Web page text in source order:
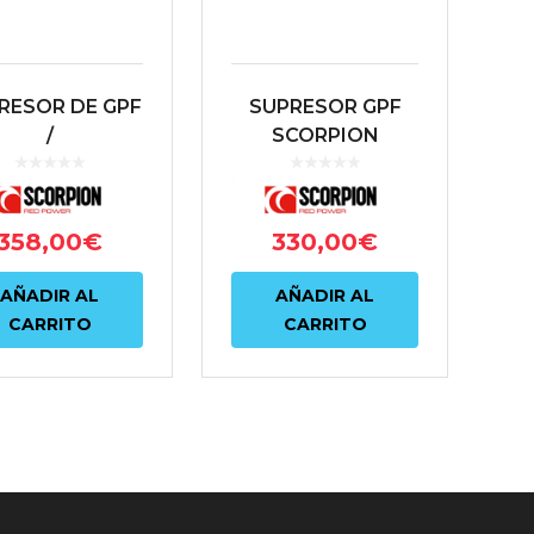
DE GPF
/
|
A35
(W177) / CLA
(C118) |
SMBP006
€
AÑADIR AL
CARRITO
SUPRESOR GPF
SCORPION
330,00€
AÑADIR AL
CARRITO